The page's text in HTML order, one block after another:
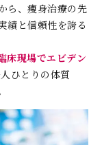
ら、痩身治療の先
績と信頼性を誇る
床現場でエビデン
ひとりの体質